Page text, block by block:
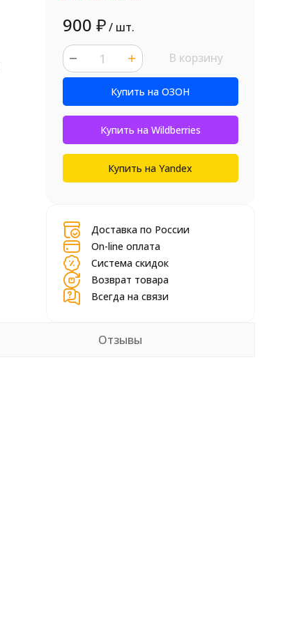
900 ₽/ шт.
шт.
В корзину
Купить на ОЗОН
Купить на Wildberries
Купить на Yandex
Доставка по России
On-line оплата
Система скидок
Возврат товара
Всегда на связи
Отзывы